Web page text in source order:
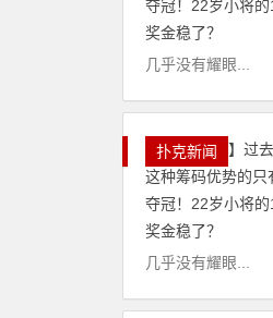
几乎没有耀眼...
扑克新闻
几乎没有耀眼...